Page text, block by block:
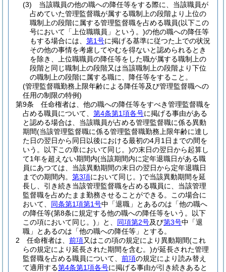
(3)
当該職員の他の職への降任等をする際に、当該職員が
占めていた管理監督職が属する職制上の段階より上位の
職制上の段階に属する管理監督職を占める職員(以下この
号において「上位職職員」という。)の他の職への降任等
もする場合には、 第1号に掲げる基準に従つた上での状況
その他の事情を考慮してやむを得ないと認められるとき
を除き、上位職職員の降任等をした職が属する職制上の
段階と同じ職制上の段階又は当該職制上の段階より下位
の職制上の段階に属する職に、降任等をすること。
(管理監督職勤務上限年齢による降任等及び管理監督職への
任用の制限の特例)
第9条
任命権者は、他の職への降任等をすべき管理監督職を
占める職員について、 第4条第1項各号に掲げる事由がある
と認める場合は、当該職員が占める管理監督職に係る異動
期間(当該管理監督職に係る管理監督職勤務上限年齢に達し
た日の翌日から同日以後における最初の4月1日までの間を
いう。以下この章において同じ。)の末日の翌日から起算し
て1年を超えない期間内(当該期間内に定年退職日がある職
員にあつては、当該異動期間の末日の翌日から定年退職日
までの期間内。 第3項において同じ。)で当該異動期間を延
長し、引き続き当該管理監督職を占める職員に、当該管理
監督職を占めたまま勤務させることができる。
この場合に
おいて、 同条第1項第1号中「退職」とあるのは「他の職へ
の降任等(第8条に規定する他の職への降任等をいう。以下
この項において同じ。) 」と、 同項第2号及び第3号中「退
職」とあるのは「他の職への降任等」とする。
2
任命権者は、 前項又はこの項の規定により異動期間(これ
らの規定により延長された期間を含む。)が延長された管理
監督職を占める職員について、 前項の規定により読み替え
て適用する第4条第1項各号に掲げる事由が引き続きあると